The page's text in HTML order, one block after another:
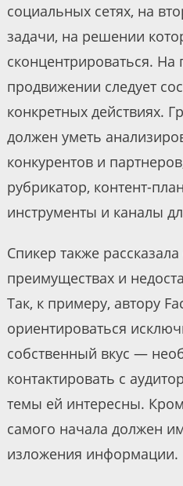
социальных сетях, на
задачи, на решении
сконцентрироваться. На
продвижении следует
конкретных действиях.
должен уметь
конкурентов и
рубрикатор, контент-
инструменты и каналы
Спикер также
преимуществах и
Так, к примеру, автору
ориентироваться
собственный вкус —
контактировать с
темы ей интересны.
самого начала должен
изложения информации.